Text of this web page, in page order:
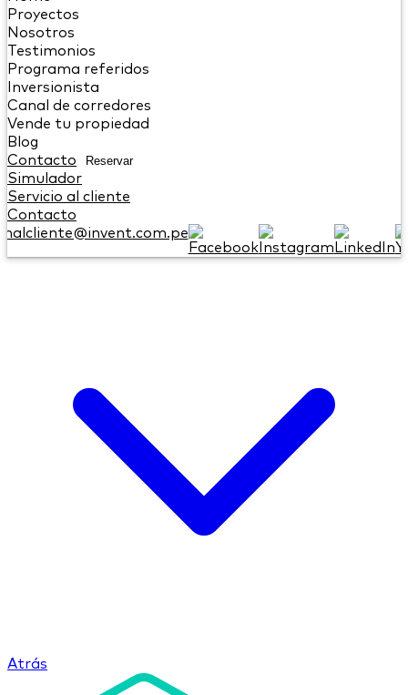
Proyectos
Nosotros
Testimonios
Programa referidos
Inversionista
Canal de corredores
Vende tu propiedad
Blog
Contacto
Reservar
Simulador
Servicio al cliente
Contacto
Atrás